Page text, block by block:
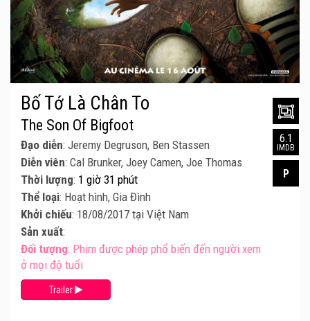
Bố Tớ Là Chân To
The Son Of Bigfoot
Đạo diễn: Jeremy Degruson, Ben Stassen
Diễn viên: Cal Brunker, Joey Camen, Joe Thomas
Thời lượng: 1 giờ 31 phút
Thể loại: Hoạt hình, Gia Đình
Khởi chiếu: 18/08/2017 tại Việt Nam
Sản xuất:
Đối tượng: Phim được phép phổ biến đến người xem
ở mọi độ tuổi
Trailer
6.1
IMDB
P